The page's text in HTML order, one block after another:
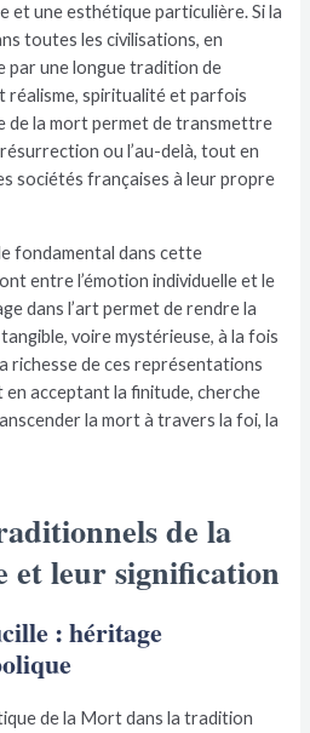
et une esthétique particulière. Si la
toutes les civilisations, en
par une longue tradition de
réalisme, spiritualité et parfois
de la mort permet de transmettre
ou l’au-delà, tout en
sociétés françaises à leur propre
fondamental dans cette
entre l’émotion individuelle et le
dans l’art permet de rendre la
voire mystérieuse, à la fois
richesse de ces représentations
acceptant la finitude, cherche
la mort à travers la foi, la
de la
et leur signification
: héritage
de la Mort dans la tradition